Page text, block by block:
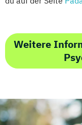
Weitere